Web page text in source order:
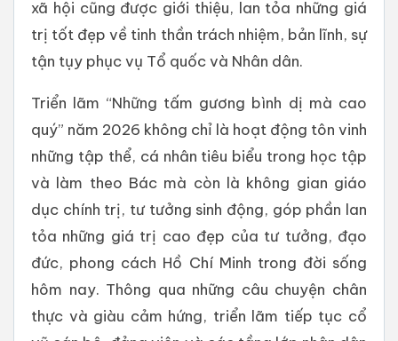
xã hội cũng được giới thiệu, lan tỏa những giá
trị tốt đẹp về tinh thần trách nhiệm, bản lĩnh, sự
tận tụy phục vụ Tổ quốc và Nhân dân.
Triển lãm “Những tấm gương bình dị mà cao
quý” năm 2026 không chỉ là hoạt động tôn vinh
những tập thể, cá nhân tiêu biểu trong học tập
và làm theo Bác mà còn là không gian giáo
dục chính trị, tư tưởng sinh động, góp phần lan
tỏa những giá trị cao đẹp của tư tưởng, đạo
đức, phong cách Hồ Chí Minh trong đời sống
hôm nay. Thông qua những câu chuyện chân
thực và giàu cảm hứng, triển lãm tiếp tục cổ